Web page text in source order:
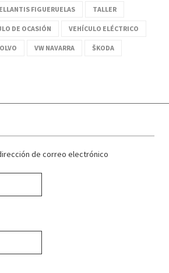
FIGUERUELAS TALLER
DE OCASIÓN VEHÍCULO ELÉCTRICO
VW NAVARRA ŠKODA
de correo electrónico